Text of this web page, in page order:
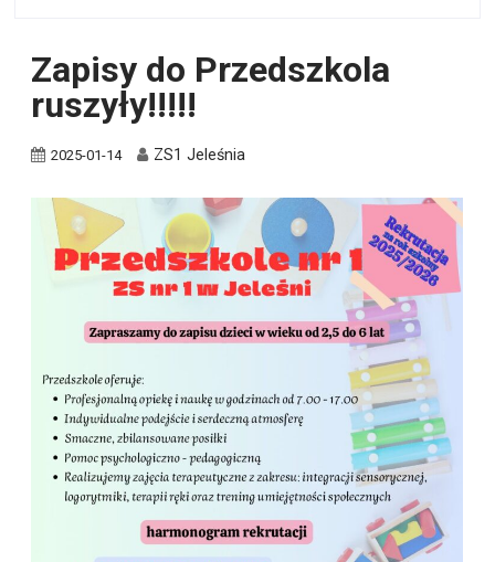
Zapisy do Przedszkola
ruszyły!!!!!
2025-01-14 ZS1 Jeleśnia